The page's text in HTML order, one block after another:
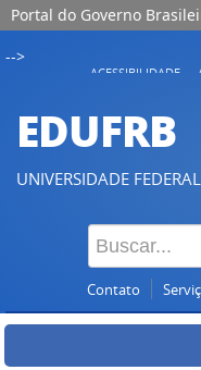
Portal do Governo
-->
ACESSIBILIDADE
EDUFRB
UNIVERSIDADE
Contato